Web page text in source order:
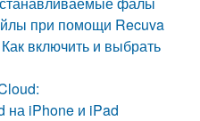
при помощи Recuva
включить и выбрать
на iPhone и iPad